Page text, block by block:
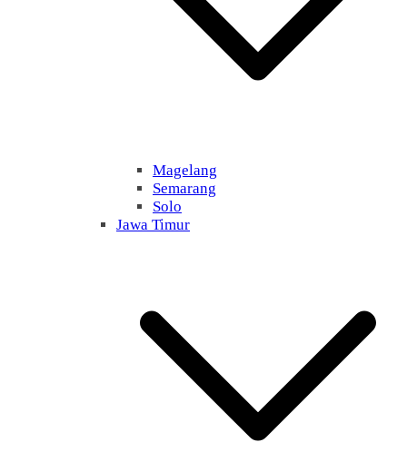
Magelang
Semarang
Solo
Jawa Timur